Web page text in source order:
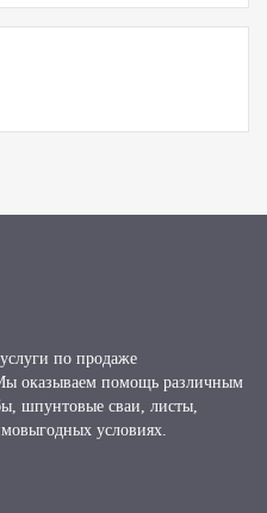
по продаже
оказываем помощь различным
шпунтовые сваи, листы,
условиях.